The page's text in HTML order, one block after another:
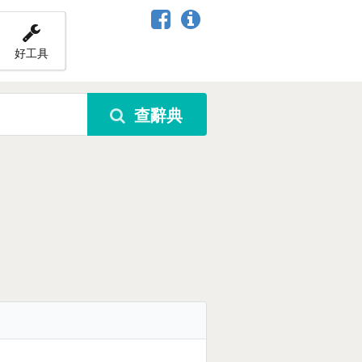
好工具
查辭典